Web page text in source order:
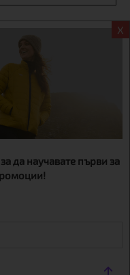
X
да научавате първи за
офис 1, магазини